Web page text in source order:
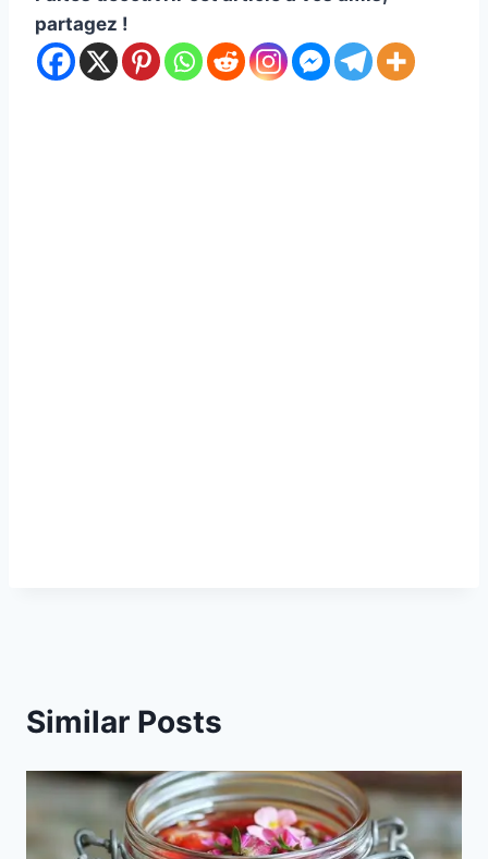
partagez !
Similar Posts